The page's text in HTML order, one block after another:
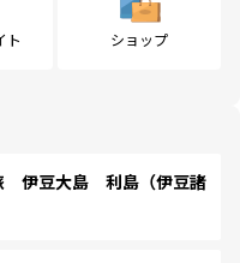
ト ショップ
伊豆大島 利島（伊豆諸